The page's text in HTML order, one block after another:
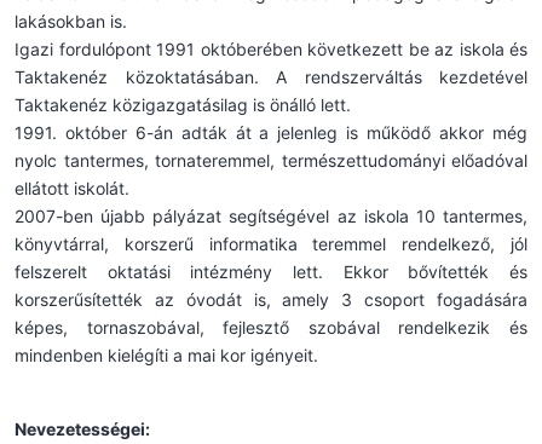
lakásokban is.
Igazi fordulópont 1991 októberében következett be az iskola és
Taktakenéz közoktatásában. A rendszerváltás kezdetével
Taktakenéz közigazgatásilag is önálló lett.
1991. október 6-án adták át a jelenleg is működő akkor még
nyolc tantermes, tornateremmel, természettudományi előadóval
ellátott iskolát.
2007-ben újabb pályázat segítségével az iskola 10 tantermes,
könyvtárral, korszerű informatika teremmel rendelkező, jól
felszerelt oktatási intézmény lett. Ekkor bővítették és
korszerűsítették az óvodát is, amely 3 csoport fogadására
képes, tornaszobával, fejlesztő szobával rendelkezik és
mindenben kielégíti a mai kor igényeit.
Nevezetességei: